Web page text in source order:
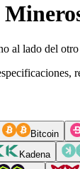
al lado del
Bitcoin
Kadena